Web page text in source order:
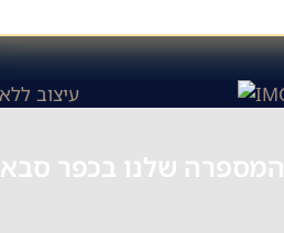
המספרה שלנו בכפר סבא